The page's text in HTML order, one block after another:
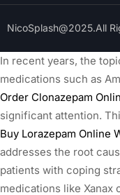
NicoSplash@2025.All
In recent years, the
medications such as
Order Clonazepam
significant attention.
Buy Lorazepam Online
addresses the root
patients with coping
medications like Xanax